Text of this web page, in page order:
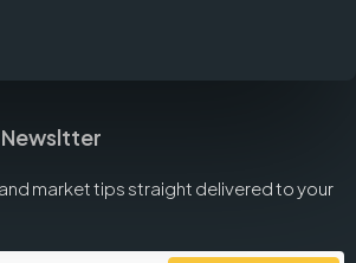
market tips straight delivered to your